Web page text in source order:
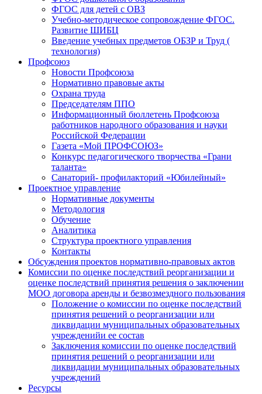
ФГОС для детей с ОВЗ
Учебно-методическое сопровождение ФГОС.
Развитие ШИБЦ
Введение учебных предметов ОБЗР и Труд (
технология)
Профсоюз
Новости Профсоюза
Нормативно правовые акты
Охрана труда
Председателям ППО
Информационный бюллетень Профсоюза
работников народного образования и науки
Российской Федерации
Газета «Мой ПРОФСОЮЗ»
Конкурс педагогического творчества «Грани
таланта»
Санаторий- профилакторий «Юбилейный»
Проектное управление
Нормативные документы
Методология
Обучение
Аналитика
Структура проектного управления
Контакты
Обсуждения проектов нормативно-правовых актов
Комиссии по оценке последствий реорганизации и
оценке последствий принятия решения о заключении
МОО договора аренды и безвозмездного пользования
Положение о комиссии по оценке последствий
принятия решений о реорганизации или
ликвидации муниципальных образовательных
учрежденийи ее состав
Заключения комиссии по оценке последствий
принятия решений о реорганизации или
ликвидации муниципальных образовательных
учреждений
Ресурсы